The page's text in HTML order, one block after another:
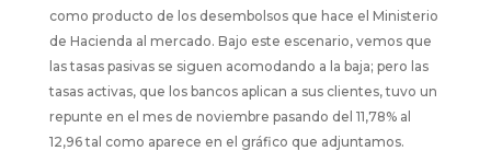
como producto de los desembolsos que hace el Ministerio
de Hacienda al mercado. Bajo este escenario, vemos que
las tasas pasivas se siguen acomodando a la baja; pero las
tasas activas, que los bancos aplican a sus clientes, tuvo un
repunte en el mes de noviembre pasando del 11,78% al
12,96 tal como aparece en el gráfico que adjuntamos.